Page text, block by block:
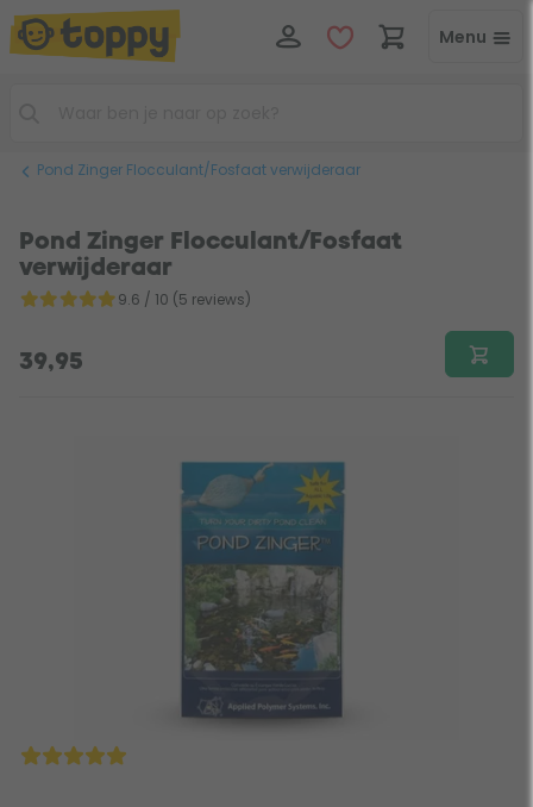
Menu
Pond Zinger Flocculant/Fosfaat verwijderaar
Pond Zinger Flocculant/Fosfaat
verwijderaar
9.6 / 10 (5 reviews)
39,95